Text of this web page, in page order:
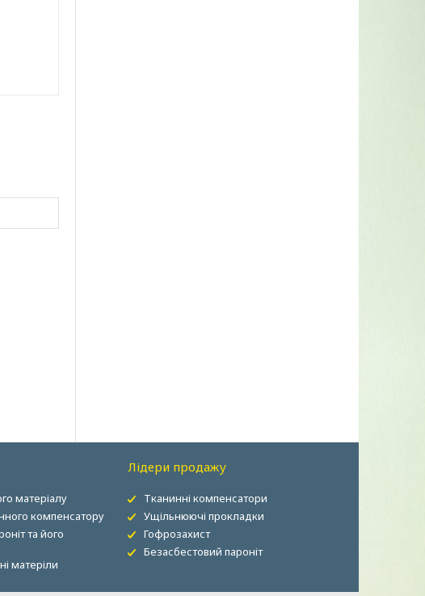
матеріалу
компенсатору
та його
матеріли
Лідери продажу
Тканинні компенсатори
Ущільнюючі прокладки
Гофрозахист
Безасбестовий пароніт